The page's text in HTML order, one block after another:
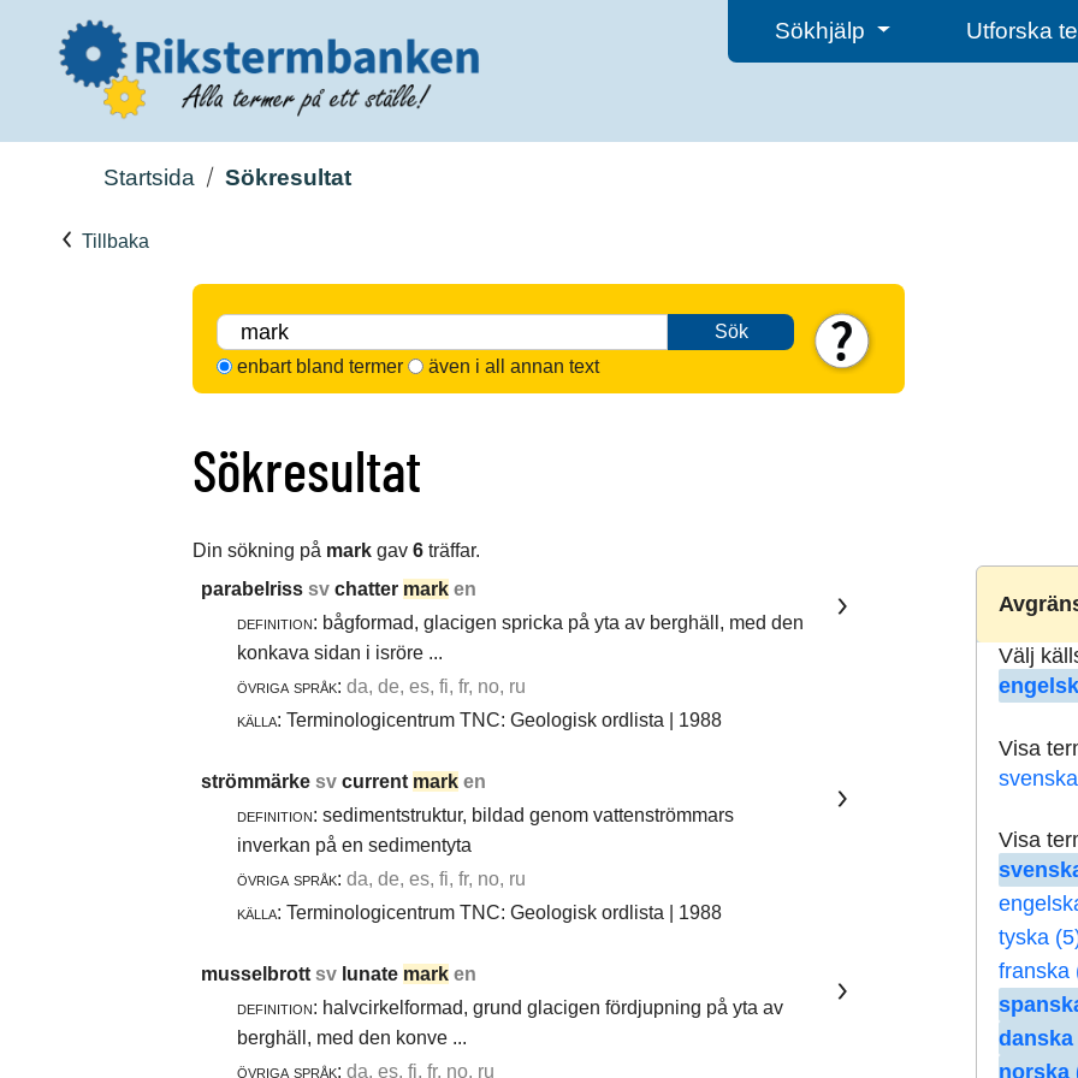
Sökhjälp Utforska
Startsida Sökresultat
Tillbaka
Sök
enbart bland termer
även i all annan text
Sökresultat
Din sökning på mark gav 6 träffar.
Välj
Visa
Visa
tyska
franska
danska
norska
parabelriss sv chatter mark en
definition: bågformad, glacigen spricka på yta av berghäll, med den
konkava sidan i isröre ...
övriga språk: da, de, es, fi, fr, no, ru
källa: Terminologicentrum TNC: Geologisk ordlista | 1988
strömmärke sv current mark en
definition: sedimentstruktur, bildad genom vattenströmmars
inverkan på en sedimentyta
övriga språk: da, de, es, fi, fr, no, ru
källa: Terminologicentrum TNC: Geologisk ordlista | 1988
musselbrott sv lunate mark en
definition: halvcirkelformad, grund glacigen fördjupning på yta av
berghäll, med den konve ...
övriga språk: da, es, fi, fr, no, ru